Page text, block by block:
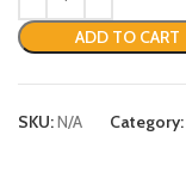
ADD TO CART
SKU:N/A Category: